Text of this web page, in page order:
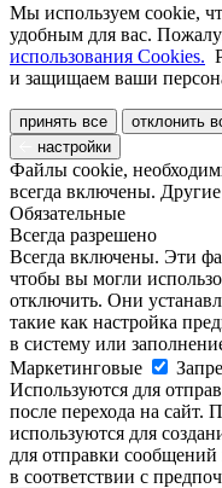
Мы используем cookie,
удобным для вас.
использования Cookies.
и защищаем ваши
принять все отклонить
настройки
Файлы cookie,
всегда включены.
Обязательные
Всегда разрешено
Всегда включены. Эти
чтобы вы могли
отключить. Они
такие как настройка
в систему или
Маркетинговые
Используются для
после перехода на
используются для
для отправки
в соответствии с